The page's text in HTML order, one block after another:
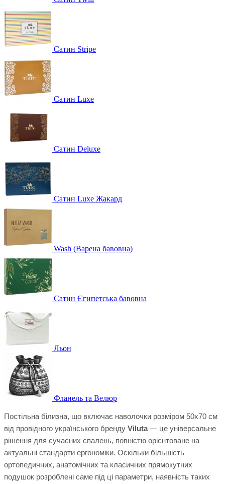
Сатин Stripe
Сатин Luxe
Сатин Deluxe
Сатин Luxe Жакард
Wash (Варена бавовна)
Сатин Єгипетська бавовна
Льон
Фланель та Велюр
Постільна білизна, що включає наволочки розміром 50х70 см
від провідного українського бренду Viluta— це універсальне
рішення для сучасних спалень, повністю орієнтоване на
актуальні стандарти ергономіки. Оскільки більшість
ортопедичних, анатомічних та класичних прямокутних
подушок розроблені саме під ці параметри, наявність таких